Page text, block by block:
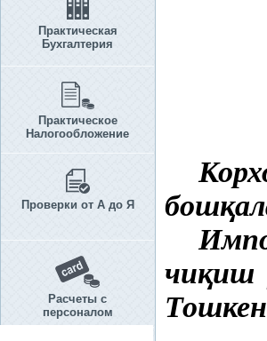
Практическая
Бухгалтерия
Практическое
Налогообложение
Проверки от А до Я
Расчеты с
персоналом
бошқ
чиқиш